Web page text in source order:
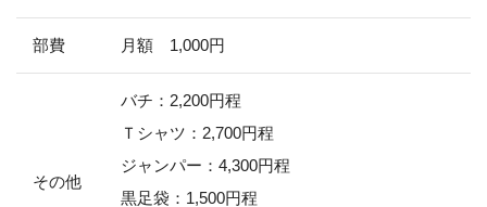
部費 月額 1,000円
その他
バチ：2,200円程
Ｔシャツ：2,700円程
ジャンパー：4,300円程
黒足袋：1,500円程